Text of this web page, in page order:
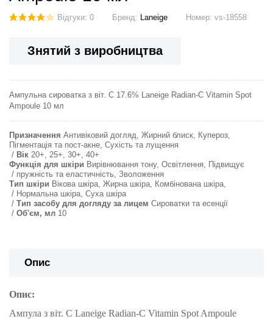
Відгуки: 0 Бренд: Laneige Номер: vs-18558
Знятий з виробництва
Ампульна сироватка з віт. С 17.6% Laneige Radian-C Vitamin Spot
Ampoule 10 мл
Призначення Антивіковий догляд, Жирний блиск, Купероз,
Пігментація та пост-акне, Сухість та лущення
Вік 20+, 25+, 30+, 40+
Функція для шкіри Вирівнювання тону, Освітлення, Підвищує
пружність та еластичність, Зволоження
Тип шкіри Вікова шкіра, Жирна шкіра, Комбінована шкіра,
Нормальна шкіра, Суха шкіра
Тип засобу для догляду за лицем Сироватки та есенції
Об'єм, мл 10
Опис
Опис:
Ампула з віт. С Laneige Radian-C Vitamin Spot Ampoule